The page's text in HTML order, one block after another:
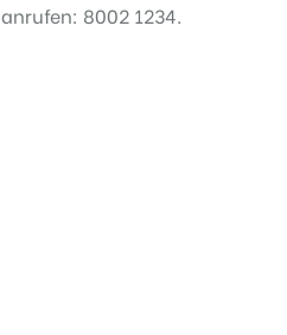
anrufen: 8002 1234.